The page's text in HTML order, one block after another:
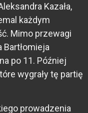
Kazała,
każdym
Mimo przewagi
po 11. Później
wygrały tę partię
prowadzenia